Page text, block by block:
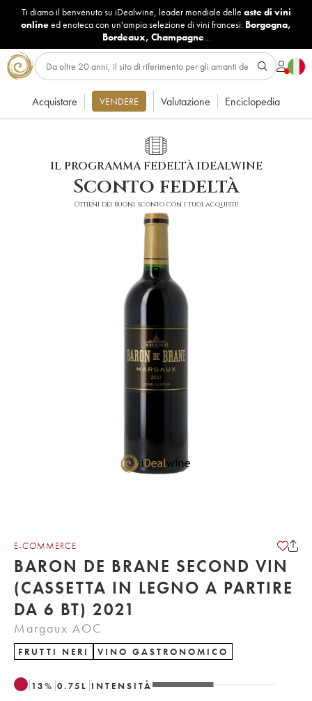
Ti diamo il benvenuto su iDealwine, leader mondiale delle aste di vini
onlineed enoteca con un'ampia selezione di vini francesi: Borgogna,
Bordeaux, Champagne...
Acquistare VENDERE Valutazione Enciclopedia
IL PROGRAMMA FEDELTÀ IDEALWINE
Sconto fedeltà
Ottieni dei buoni sconto con i tuoi acquisti!
E-COMMERCE
BARON DE BRANE SECOND VIN
(CASSETTA IN LEGNO A PARTIRE
DA 6 BT) 2021
Margaux AOC
FRUTTI NERI VINO GASTRONOMICO
13% 0.75 L INTENSITÀ